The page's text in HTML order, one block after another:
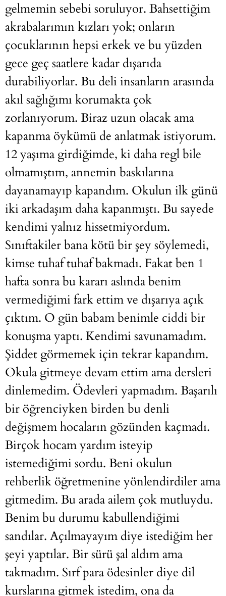
gelmemin sebebi soruluyor. Bahsettiğim
akrabalarımın kızları yok; onların
çocuklarının hepsi erkek ve bu yüzden
gece geç saatlere kadar dışarıda
durabiliyorlar. Bu deli insanların arasında
akıl sağlığımı korumakta çok
zorlanıyorum. Biraz uzun olacak ama
kapanma öykümü de anlatmak istiyorum.
12 yaşıma girdiğimde, ki daha regl bile
olmamıştım, annemin baskılarına
dayanamayıp kapandım. Okulun ilk günü
iki arkadaşım daha kapanmıştı. Bu sayede
kendimi yalnız hissetmiyordum.
Sınıftakiler bana kötü bir şey söylemedi,
kimse tuhaf tuhaf bakmadı. Fakat ben 1
hafta sonra bu kararı aslında benim
vermediğimi fark ettim ve dışarıya açık
çıktım. O gün babam benimle ciddi bir
konuşma yaptı. Kendimi savunamadım.
Şiddet görmemek için tekrar kapandım.
Okula gitmeye devam ettim ama dersleri
dinlemedim. Ödevleri yapmadım. Başarılı
bir öğrenciyken birden bu denli
değişmem hocaların gözünden kaçmadı.
Birçok hocam yardım isteyip
istemediğimi sordu. Beni okulun
rehberlik öğretmenine yönlendirdiler ama
gitmedim. Bu arada ailem çok mutluydu.
Benim bu durumu kabullendiğimi
sandılar. Açılmayayım diye istediğim her
şeyi yaptılar. Bir sürü şal aldım ama
takmadım. Sırf para ödesinler diye dil
kurslarına gitmek istedim, ona da